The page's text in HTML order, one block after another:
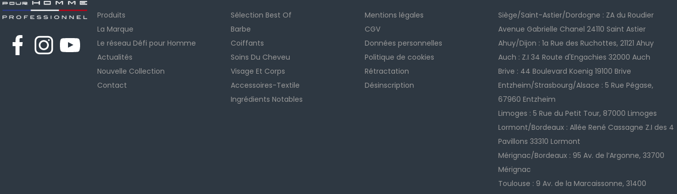
Produits
La Marque
Le réseau Défi pour Homme
Actualités
Nouvelle Collection
Contact
Sélection Best Of
Barbe
Coiffants
Soins Du Cheveu
Visage Et Corps
Accessoires-Textile
Ingrédients Notables
Mentions légales
CGV
Données personnelles
Politique de cookies
Rétractation
Désinscription
Siège/Saint-Astier/Dordogne : ZA du Roudier
Avenue Gabrielle Chanel 24110 Saint Astier
Ahuy/Dijon : 1a Rue des Ruchottes, 21121 Ahuy
Auch : Z.I 34 Route d'Engachies 32000 Auch
Brive : 44 Boulevard Koenig 19100 Brive
Entzheim/Strasbourg/Alsace : 5 Rue Pégase,
67960 Entzheim
Limoges : 5 Rue du Petit Tour, 87000 Limoges
Lormont/Bordeaux : Allée René Cassagne Z.I des 4
Pavillons 33310 Lormont
Mérignac/Bordeaux : 95 Av. de l’Argonne, 33700
Mérignac
Toulouse : 9 Av. de la Marcaissonne, 31400